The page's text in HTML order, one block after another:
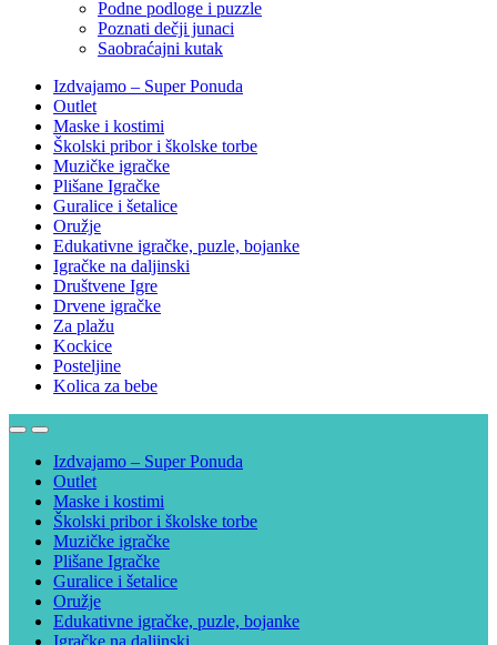
Podne podloge i puzzle
Poznati dečji junaci
Saobraćajni kutak
Izdvajamo – Super Ponuda
Outlet
Maske i kostimi
Školski pribor i školske torbe
Muzičke igračke
Plišane Igračke
Guralice i šetalice
Oružje
Edukativne igračke, puzle, bojanke
Igračke na daljinski
Društvene Igre
Drvene igračke
Za plažu
Kockice
Posteljine
Kolica za bebe
Izdvajamo – Super Ponuda
Outlet
Maske i kostimi
Školski pribor i školske torbe
Muzičke igračke
Plišane Igračke
Guralice i šetalice
Oružje
Edukativne igračke, puzle, bojanke
Igračke na daljinski